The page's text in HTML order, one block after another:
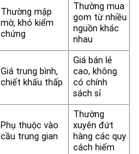
Thường mập
mờ, khó kiểm
chứng
Thường mua
gom từ nhiều
nguồn khác
nhau
Giá trung bình,
chiết khấu thấp
Giá bán lẻ
cao, không
có chính
sách sỉ
Phụ thuộc vào
cầu trung gian
Thường
xuyên đứt
hàng các quy
cách hiếm